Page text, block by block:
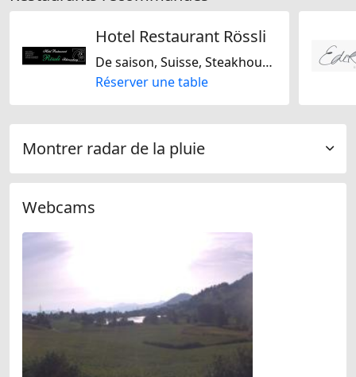
Hotel Restaurant Rössli
De saison, Suisse, Steakhouse, Régionale
Réserver une table
Montrer radar de la pluie
Webcams